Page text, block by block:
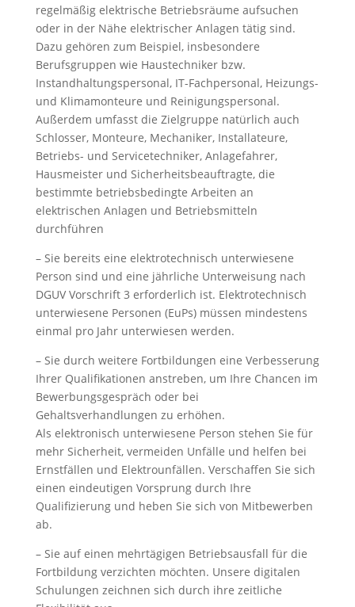
regelmäßig elektrische Betriebsräume aufsuchen
oder in der Nähe elektrischer Anlagen tätig sind.
Dazu gehören zum Beispiel, insbesondere
Berufsgruppen wie Haustechniker bzw.
Instandhaltungspersonal, IT-Fachpersonal, Heizungs-
und Klimamonteure und Reinigungspersonal.
Außerdem umfasst die Zielgruppe natürlich auch
Schlosser, Monteure, Mechaniker, Installateure,
Betriebs- und Servicetechniker, Anlagefahrer,
Hausmeister und Sicherheitsbeauftragte, die
bestimmte betriebsbedingte Arbeiten an
elektrischen Anlagen und Betriebsmitteln
durchführen
– Sie bereits eine elektrotechnisch unterwiesene
Person sind und eine jährliche Unterweisung nach
DGUV Vorschrift 3 erforderlich ist. Elektrotechnisch
unterwiesene Personen (EuPs) müssen mindestens
einmal pro Jahr unterwiesen werden.
– Sie durch weitere Fortbildungen eine Verbesserung
Ihrer Qualifikationen anstreben, um Ihre Chancen im
Bewerbungsgespräch oder bei
Gehaltsverhandlungen zu erhöhen.
Als elektronisch unterwiesene Person stehen Sie für
mehr Sicherheit, vermeiden Unfälle und helfen bei
Ernstfällen und Elektrounfällen. Verschaffen Sie sich
einen eindeutigen Vorsprung durch Ihre
Qualifizierung und heben Sie sich von Mitbewerben
ab.
– Sie auf einen mehrtägigen Betriebsausfall für die
Fortbildung verzichten möchten. Unsere digitalen
Schulungen zeichnen sich durch ihre zeitliche